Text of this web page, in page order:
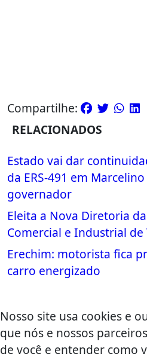
Compartilhe:
RELACIONADOS
Estado vai dar
da ERS-491 em
governador
Eleita a Nova Diretoria
Comercial e Industrial
Erechim: motorista fica
carro energizado
Nosso site usa cookies e
que nós e nossos
de você e entender como